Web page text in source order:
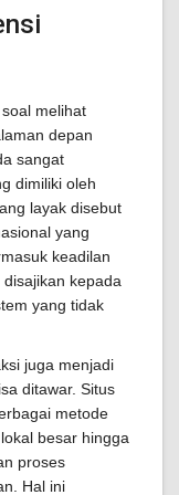
melihat
depan
sangat
dimiliki oleh
layak disebut
yang
keadilan
kepada
yang tidak
juga menjadi
ditawar. Situs
metode
besar hingga
proses
Hal ini